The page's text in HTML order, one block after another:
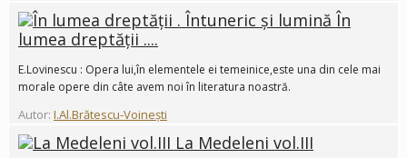
În
lumea dreptății ....
E.Lovinescu : Opera lui,în elementele ei temeinice,este una din cele mai
morale opere din câte avem noi în literatura noastră.
Autor: I.Al.Brătescu-Voinești
La Medeleni vol.III